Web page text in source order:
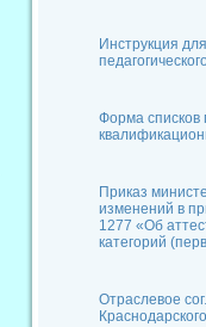
Инструкция
Форма списков
Приказ
изменений в
1277 «Об
категорий
Отраслевое